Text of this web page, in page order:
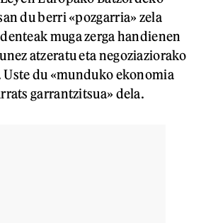
du berri «pozgarria» zela
muga zerga handienen
atzeratu eta negoziaziorako
Uste du «munduko ekonomia
garrantzitsua» dela.